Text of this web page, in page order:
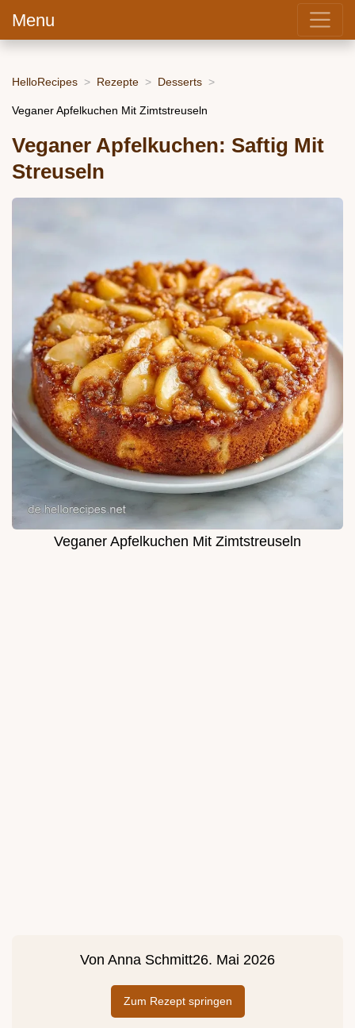
Menu
HelloRecipes Rezepte Desserts
Veganer Apfelkuchen Mit Zimtstreuseln
Veganer Apfelkuchen: Saftig Mit
Streuseln
Veganer Apfelkuchen Mit Zimtstreuseln
Von Anna Schmitt26. Mai 2026
Zum Rezept springen